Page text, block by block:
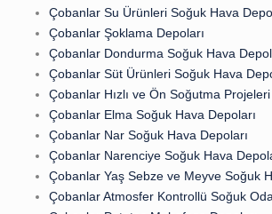
Çobanlar Su Ürünleri Soğuk Hava
Çobanlar Şoklama Depoları
Çobanlar Dondurma Soğuk Hava
Çobanlar Süt Ürünleri Soğuk Hava
Çobanlar Hızlı ve Ön Soğutma Projeleri
Çobanlar Elma Soğuk Hava Depoları
Çobanlar Nar Soğuk Hava Depoları
Çobanlar Narenciye Soğuk Hava
Çobanlar Yaş Sebze ve Meyve Soğuk
Çobanlar Atmosfer Kontrollü Soğuk